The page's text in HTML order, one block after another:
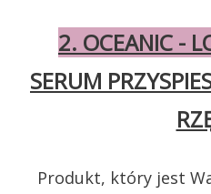
2. OCEANIC -
SERUM
Produkt, który jest